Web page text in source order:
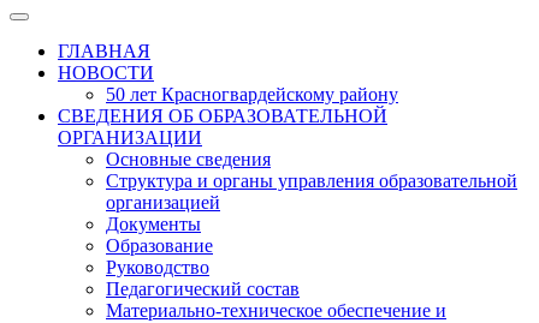
ГЛАВНАЯ
НОВОСТИ
50 лет Красногвардейскому району
СВЕДЕНИЯ ОБ ОБРАЗОВАТЕЛЬНОЙ
ОРГАНИЗАЦИИ
Основные сведения
Структура и органы управления образовательной
организацией
Документы
Образование
Руководство
Педагогический состав
Материально-техническое обеспечение и